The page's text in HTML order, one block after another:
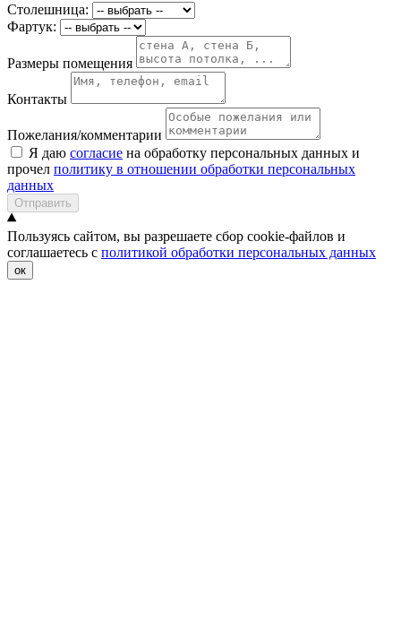
Столешница:
Фартук:
Размеры помещения
Контакты
Пожелания/комментарии
Я даю согласие на обработку персональных данных и
прочел политику в отношении обработки персональных
данных
Отправить
Пользуясь сайтом, вы разрешаете сбор cookie-файлов и
соглашаетесь с политикой обработки персональных данных
ок